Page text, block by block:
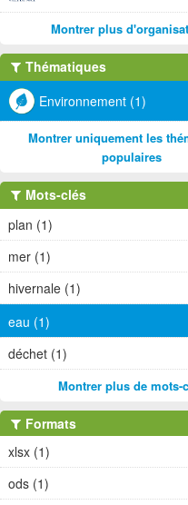
Montrer plus
Thématiques
Environnement (1)
Montrer uniquement les
populaires
Mots-clés
plan (1)
mer (1)
hivernale (1)
eau (1)
déchet (1)
Montrer plus de mots-
Formats
xlsx (1)
ods (1)